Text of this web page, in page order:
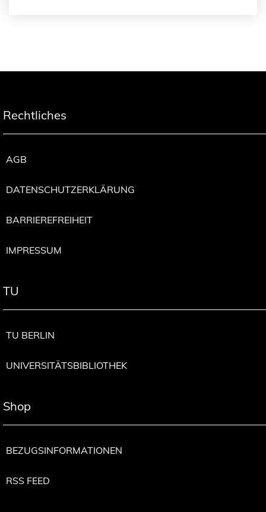
Rechtliches
AGB
DATENSCHUTZERKLÄRUNG
BARRIEREFREIHEIT
IMPRESSUM
TU
TU BERLIN
UNIVERSITÄTSBIBLIOTHEK
Shop
BEZUGSINFORMATIONEN
RSS FEED